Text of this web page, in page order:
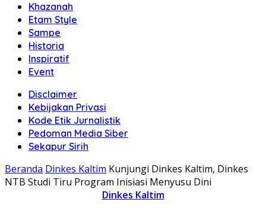
Khazanah
Etam Style
Sampe
Historia
Inspiratif
Event
Disclaimer
Kebijakan Privasi
Kode Etik Jurnalistik
Pedoman Media Siber
Sekapur Sirih
Beranda Dinkes Kaltim Kunjungi Dinkes Kaltim, Dinkes
NTB Studi Tiru Program Inisiasi Menyusu Dini
Dinkes Kaltim